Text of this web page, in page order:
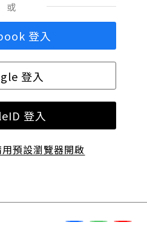
或
登入
登入
登入
用預設瀏覽器開啟